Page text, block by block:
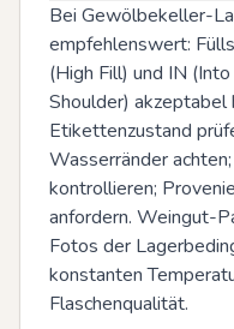
Bei Gewölbekeller-
empfehlenswert:
(High Fill) und IN
Shoulder) akzeptabel
Etikettenzustand
Wasserränder
kontrollieren;
anfordern. Weingut-
Fotos der
konstanten
Flaschenqualität.